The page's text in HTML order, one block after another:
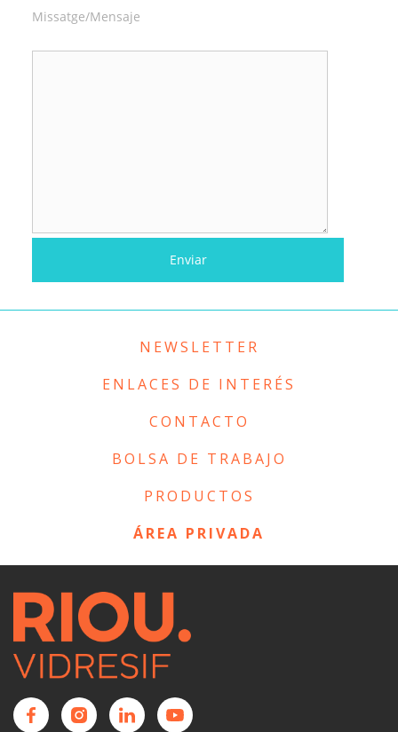
Missatge/Mensaje
NEWSLETTER
ENLACES DE INTERÉS
CONTACTO
BOLSA DE TRABAJO
PRODUCTOS
ÁREA PRIVADA